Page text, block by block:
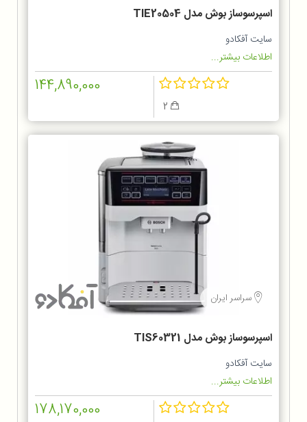
اسپرسوساز بوش مدل TIE20504
سایت آفکادو
اطلاعات بیشتر...
144,890,000
سراسر ایران
اسپرسوساز بوش مدل TIS60321
سایت آفکادو
اطلاعات بیشتر...
178,170,000